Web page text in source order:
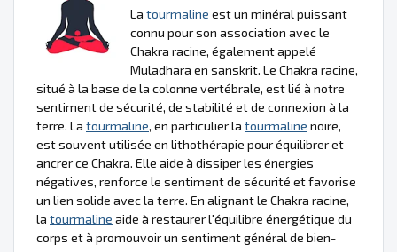
La tourmaline est un minéral puissant
connu pour son association avec le
Chakra racine, également appelé
Muladhara en sanskrit. Le Chakra racine,
situé à la base de la colonne vertébrale, est lié à notre
sentiment de sécurité, de stabilité et de connexion à la
terre. La tourmaline, en particulier la tourmaline noire,
est souvent utilisée en lithothérapie pour équilibrer et
ancrer ce Chakra. Elle aide à dissiper les énergies
négatives, renforce le sentiment de sécurité et favorise
un lien solide avec la terre. En alignant le Chakra racine,
la tourmaline aide à restaurer l'équilibre énergétique du
corps et à promouvoir un sentiment général de bien-